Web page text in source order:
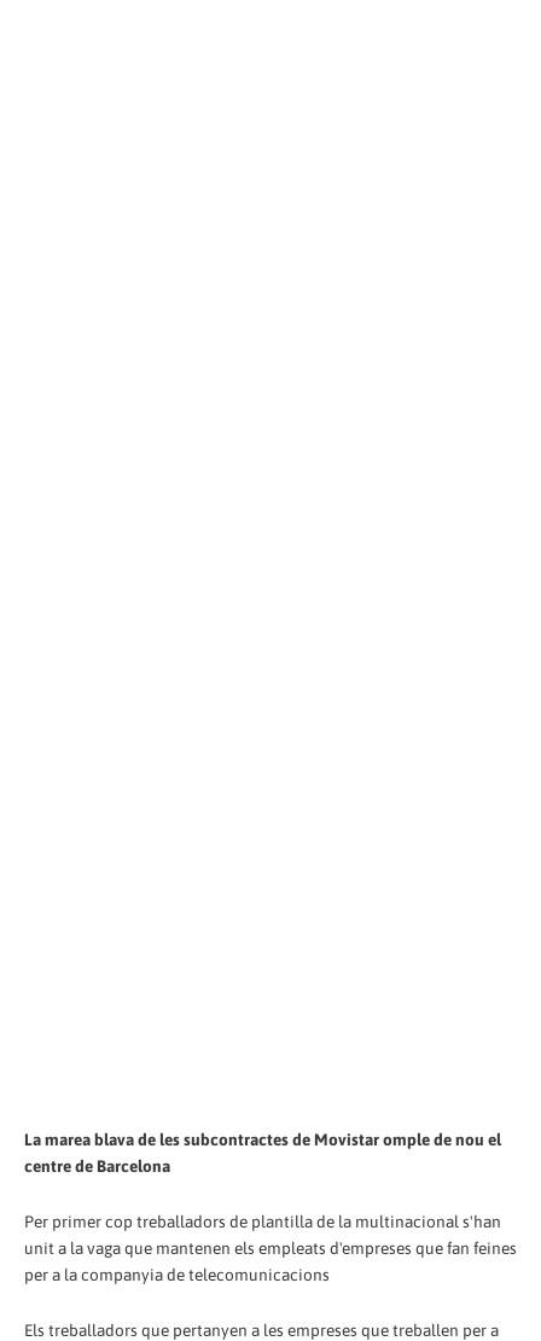
La marea blava de les subcontractes de Movistar omple de nou el
centre de Barcelona
Per primer cop treballadors de plantilla de la multinacional s'han
unit a la vaga que mantenen els empleats d'empreses que fan feines
per a la companyia de telecomunicacions
Els treballadors que pertanyen a les empreses que treballen per a